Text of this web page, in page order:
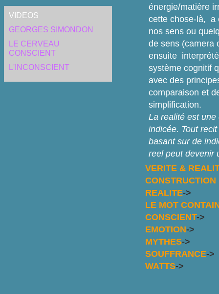
VIDEOS
GEORGES SIMONDON
LE CERVEAU
CONSCIENT
L'INCONSCIENT
énergie/matière
cette chose-là, a
nos sens ou
de sens (camera
ensuite
système cognitif
avec des
comparaison et
simplification.
La realité est une
indicée. Tout
basant sur de
reel peut devenir
VERITE &
CONSTRUCTION
REALITE->
LE MOT
CONSCIENT->
EMOTION->
MYTHES->
SOUFFRANCE->
WATTS->